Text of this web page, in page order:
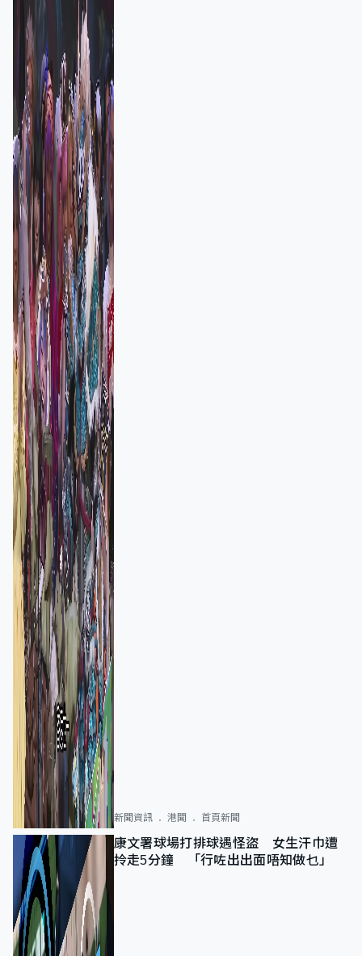
新聞資訊 港聞 首頁新聞
康文署球場打排球遇怪盜 女生汗巾遭
拎走5分鐘 「行咗出出面唔知做乜」